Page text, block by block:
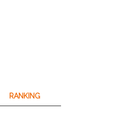
RANKING